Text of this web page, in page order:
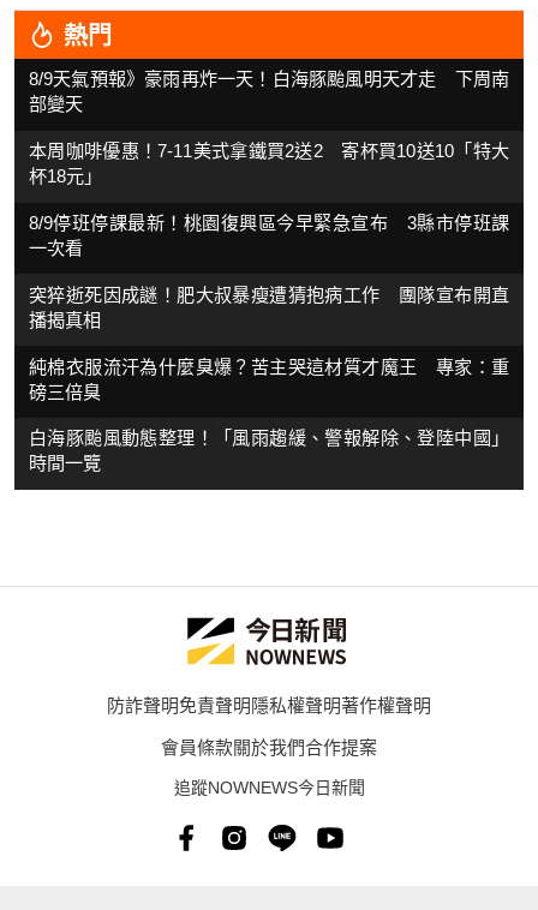
熱門
8/9天氣預報》豪雨再炸一天！白海豚颱風明天才走 下周南
部變天
本周咖啡優惠！7-11美式拿鐵買2送2 寄杯買10送10「特大
杯18元」
8/9停班停課最新！桃園復興區今早緊急宣布 3縣市停班課
一次看
突猝逝死因成謎！肥大叔暴瘦遭猜抱病工作 團隊宣布開直
播揭真相
純棉衣服流汗為什麼臭爆？苦主哭這材質才魔王 專家：重
磅三倍臭
白海豚颱風動態整理！「風雨趨緩、警報解除、登陸中國」
時間一覽
防詐聲明免責聲明隱私權聲明著作權聲明
會員條款關於我們合作提案
追蹤NOWNEWS今日新聞